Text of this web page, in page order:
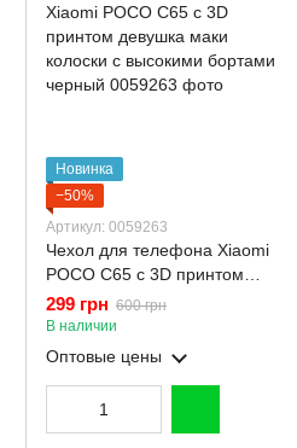
Новинка
−50%
Артикул: 0059263
Чехол для телефона Xiaomi
POCO C65 с 3D принтом
девушка маки колоски с
высокими бортами черный
299 грн 600 грн
В наличии
Оптовые цены